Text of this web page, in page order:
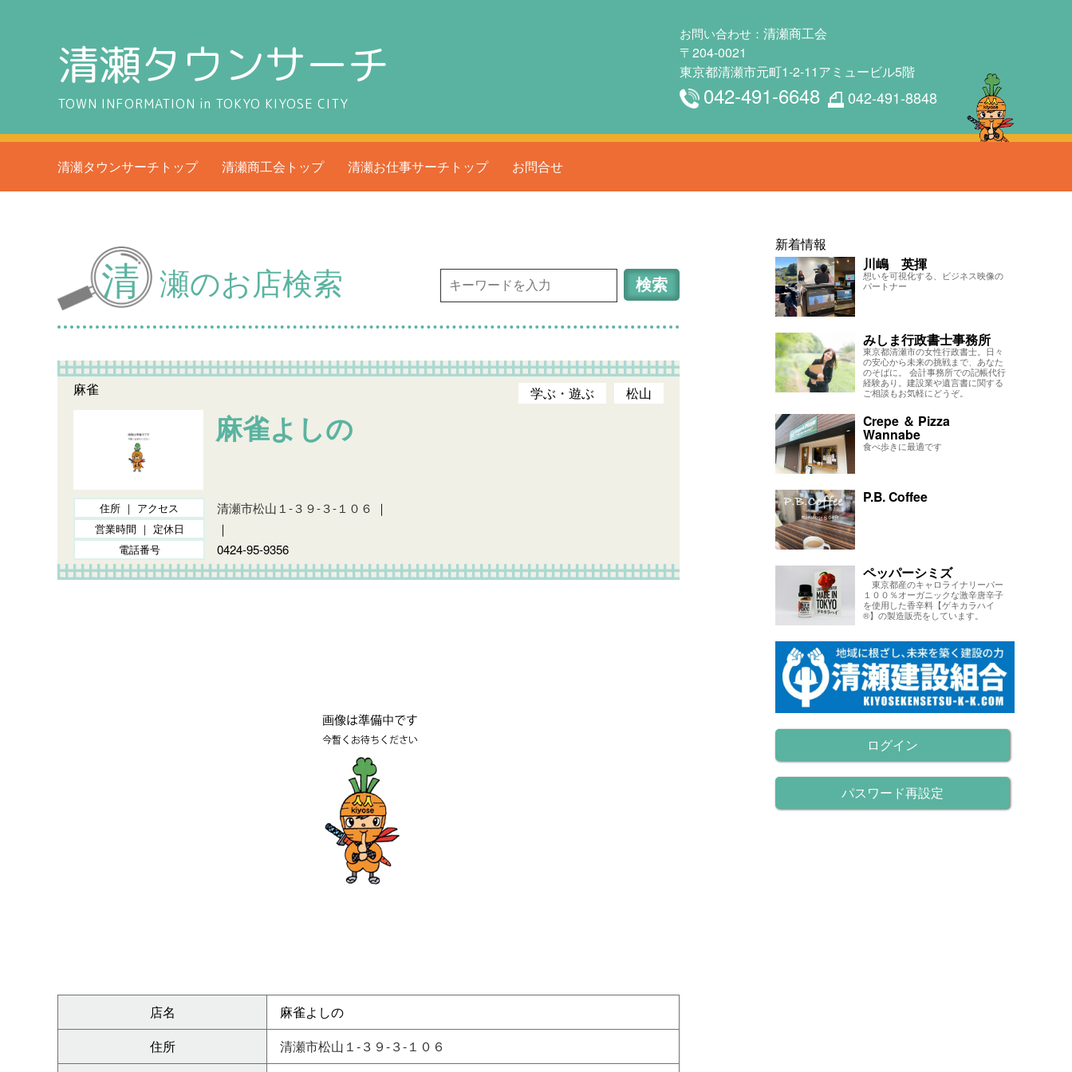
清瀬タウンサーチ
TOWN INFORMATION in TOKYO KIYOSE CITY
お問い合わせ： 清瀬商工会
〒204-0021
東京都清瀬市元町1-2-11アミュービル5階
042-491-6648 042-491-8848
清瀬タウンサーチトップ 清瀬商工会トップ 清瀬お仕事サーチトップ お問合せ
清 瀬のお店検索
麻雀
麻雀よしの
住所 ｜ アクセス 清瀬市松山１-３９-３-１０６ ｜
営業時間 ｜ 定休日 ｜
電話番号 0424-95-9356
学ぶ・遊ぶ 松山
店名
麻雀よしの
住所
清瀬市松山１-３９-３-１０６
新着情報
川嶋 英揮
想いを可視化する、ビジネス映像の
パートナー
みしま行政書士事務所
東京都清瀬市の女性行政書士。日々
の安心から未来の挑戦まで、あなた
のそばに。 会計事務所での記帳代行
経験あり。建設業や遺言書に関する
ご相談もお気軽にどうぞ。
Crepe ＆ Pizza
Wannabe
食べ歩きに最適です
P.B. Coffee
ペッパーシミズ
東京都産のキャロライナリーパー
１００％オーガニックな激辛唐辛子
を使用した香辛料【ゲキカラハイ
®】の製造販売をしています。
ログイン
パスワード再設定